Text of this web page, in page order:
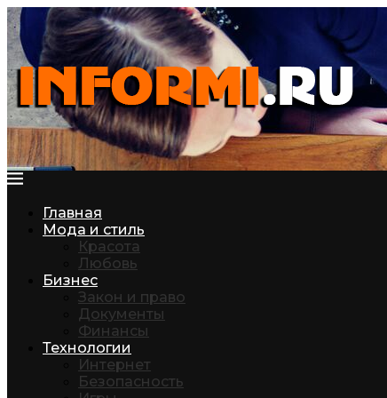
Главная
Мода и стиль
Красота
Любовь
Бизнес
Закон и право
Документы
Финансы
Технологии
Интернет
Безопасность